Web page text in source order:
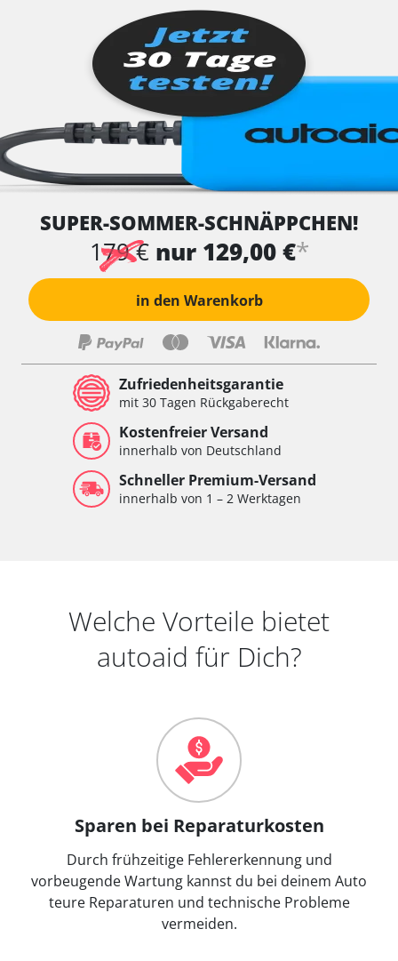
SUPER-SOMMER-SCHNÄPPCHEN!
179 € nur 129,00 €*
in den Warenkorb
Zufriedenheitsgarantie
mit 30 Tagen Rückgaberecht
Kostenfreier Versand
innerhalb von Deutschland
Schneller Premium-Versand
innerhalb von 1 – 2 Werktagen
Welche Vorteile bietet
autoaid für Dich?
Sparen bei Reparaturkosten
Durch frühzeitige Fehlererkennung und
vorbeugende Wartung kannst du bei deinem Auto
teure Reparaturen und technische Probleme
vermeiden.